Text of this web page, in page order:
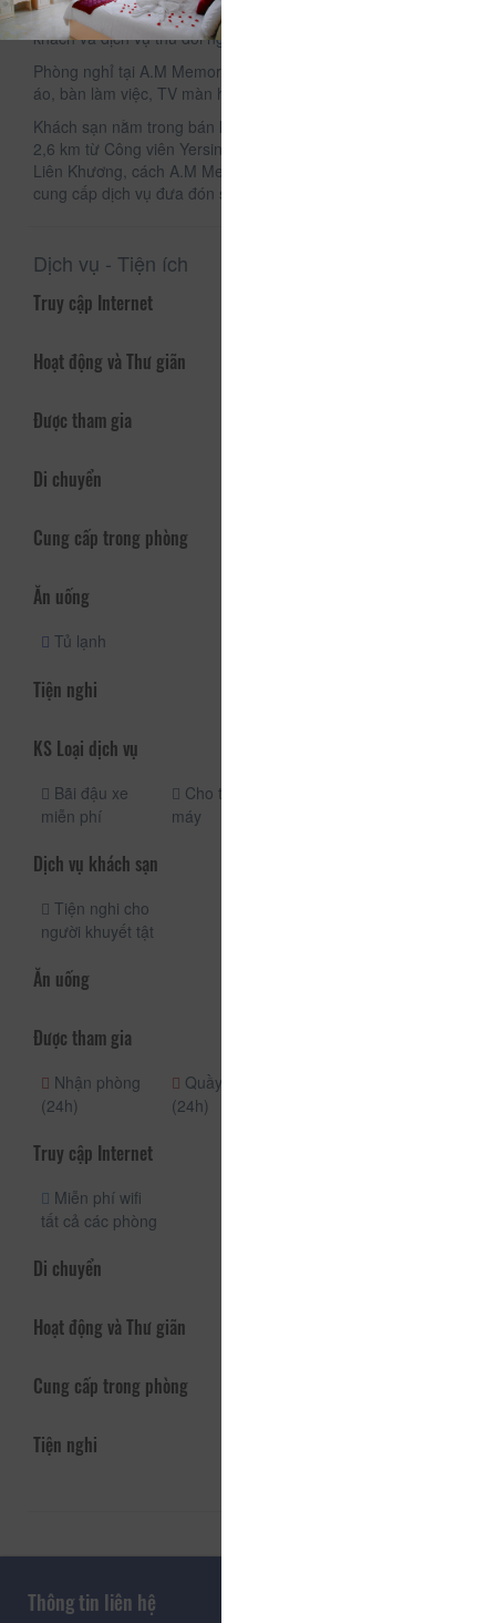
Chỗ nghỉ cung cấp dịch vụ lễ tân 24 giờ, dịch vụ đỗ xe cho
khách và dịch vụ thu đổi ngoại tệ.
Phòng nghỉ tại A.M Memory Hotel được trang bị tủ để quần
áo, bàn làm việc, TV màn hình phẳng và phòng tắm riêng.
Khách sạn nằm trong bán kính 2,5 km từ Hồ Xuân Hương và
2,6 km từ Công viên Yersin. Sân bay gần nhất là sân bay
Liên Khương, cách A.M Memory Hotel 30 km, và chỗ nghỉ
cung cấp dịch vụ đưa đón sân bay với một khoản phụ phí.
Dịch vụ - Tiện ích
Truy cập Internet
Hoạt động và Thư giãn
Được tham gia
Di chuyển
Cung cấp trong phòng
Ăn uống
Tủ lạnh
Tiện nghi
KS Loại dịch vụ
Bãi đậu xe
miễn phí
Cho thuê xe
máy
Dịch vụ khách sạn
Tiện nghi cho
người khuyết tật
Ăn uống
Được tham gia
Nhận phòng
(24h)
Quầy lễ tân
(24h)
Truy cập Internet
Miễn phí wifi
tất cả các phòng
Di chuyển
Hoạt động và Thư giãn
Cung cấp trong phòng
Tiện nghi
Thông tin liên hệ